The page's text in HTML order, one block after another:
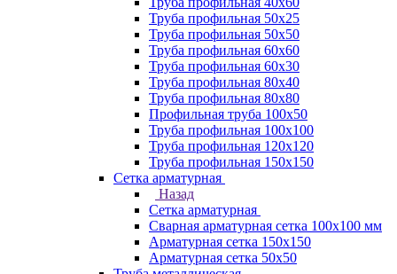
Труба профильная 50х25
Труба профильная 50х50
Труба профильная 60x60
Труба профильная 60х30
Труба профильная 80х40
Труба профильная 80х80
Профильная труба 100х50
Труба профильная 100х100
Труба профильная 120х120
Труба профильная 150х150
Сетка арматурная
Назад
Сетка арматурная
Сварная арматурная сетка 100х100 мм
Арматурная сетка 150х150
Арматурная сетка 50х50